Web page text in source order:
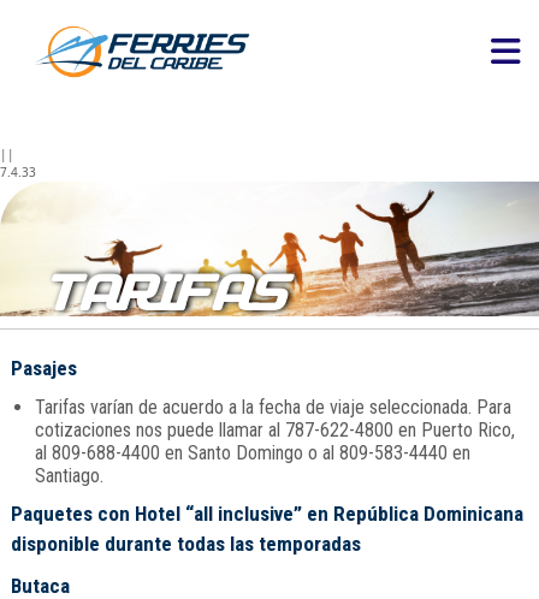
||
7.4.33
TARIFAS
Pasajes
Tarifas varían de acuerdo a la fecha de viaje seleccionada. Para
cotizaciones nos puede llamar al 787-622-4800 en Puerto Rico,
al 809-688-4400 en Santo Domingo o al 809-583-4440 en
Santiago.
Paquetes con Hotel “all inclusive” en República Dominicana
disponible durante todas las temporadas
Butaca